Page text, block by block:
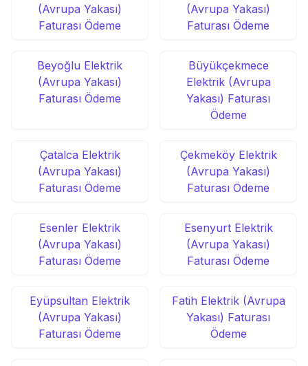
(Avrupa Yakası)
Faturası Ödeme
(Avrupa Yakası)
Faturası Ödeme
Beyoğlu Elektrik
(Avrupa Yakası)
Faturası Ödeme
Büyükçekmece
Elektrik (Avrupa
Yakası) Faturası
Ödeme
Çatalca Elektrik
(Avrupa Yakası)
Faturası Ödeme
Çekmeköy Elektrik
(Avrupa Yakası)
Faturası Ödeme
Esenler Elektrik
(Avrupa Yakası)
Faturası Ödeme
Esenyurt Elektrik
(Avrupa Yakası)
Faturası Ödeme
Eyüpsultan Elektrik
(Avrupa Yakası)
Faturası Ödeme
Fatih Elektrik (Avrupa
Yakası) Faturası
Ödeme